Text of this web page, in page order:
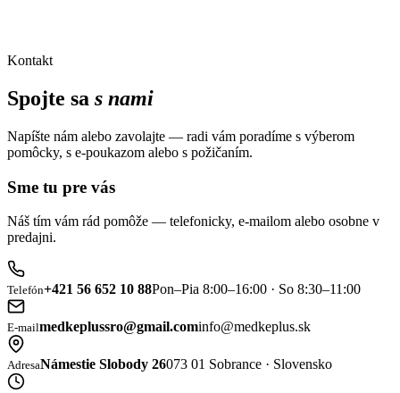
Kontakt
Spojte sa s nami
Napíšte nám alebo zavolajte — radi vám poradíme s výberom
pomôcky, s e-poukazom alebo s požičaním.
Sme tu pre vás
Náš tím vám rád pomôže — telefonicky, e-mailom alebo osobne v
predajni.
Telefón+421 56 652 10 88Pon–Pia 8:00–16:00 · So 8:30–11:00
E-mailmedkeplussro@gmail.cominfo@medkeplus.sk
AdresaNámestie Slobody 26073 01 Sobrance · Slovensko